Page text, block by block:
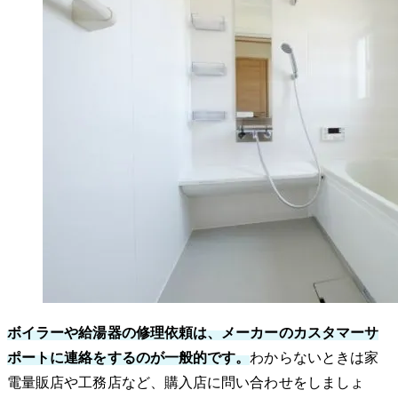
ボイラーや給湯器の修理依頼は、メーカーのカスタマーサ
ポートに連絡をするのが一般的です。わからないときは家
電量販店や工務店など、購入店に問い合わせをしましょ